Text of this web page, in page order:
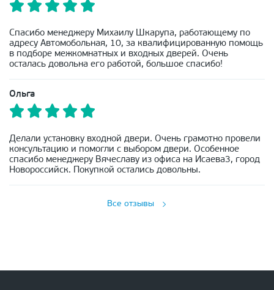
Спасибо менеджеру Михаилу Шкарупа, работающему по
адресу Автомобольная, 10, за квалифицированную помощь
в подборе межкомнатных и входных дверей. Очень
осталась довольна его работой, большое спасибо!
Ольга
Делали установку входной двери. Очень грамотно провели
консультацию и помогли с выбором двери. Особенное
спасибо менеджеру Вячеславу из офиса на Исаева3, город
Новороссийск. Покупкой остались довольны.
Все отзывы